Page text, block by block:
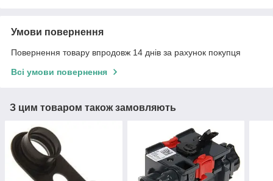
Умови повернення
Повернення товару впродовж 14 днів за рахунок покупця
Всі умови повернення
З цим товаром також замовляють